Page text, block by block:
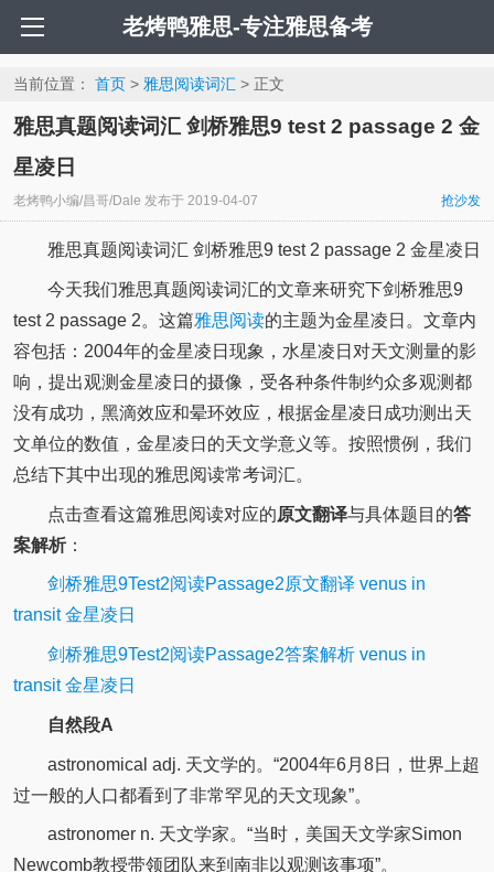
老烤鸭雅思-专注雅思备考
当前位置： 首页> 雅思阅读词汇 > 正文
雅思真题阅读词汇 剑桥雅思9 test 2 passage 2 金
星凌日
老烤鸭小编/昌哥/Dale 发布于 2019-04-07 抢沙发
雅思真题阅读词汇 剑桥雅思9 test 2 passage 2 金星凌日
今天我们雅思真题阅读词汇的文章来研究下剑桥雅思9
test 2 passage 2。这篇雅思阅读的主题为金星凌日。文章内
容包括：2004年的金星凌日现象，水星凌日对天文测量的影
响，提出观测金星凌日的摄像，受各种条件制约众多观测都
没有成功，黑滴效应和晕环效应，根据金星凌日成功测出天
文单位的数值，金星凌日的天文学意义等。按照惯例，我们
总结下其中出现的雅思阅读常考词汇。
点击查看这篇雅思阅读对应的原文翻译与具体题目的答
案解析：
剑桥雅思9Test2阅读Passage2原文翻译 venus in
transit 金星凌日
剑桥雅思9Test2阅读Passage2答案解析 venus in
transit 金星凌日
自然段A
astronomical adj. 天文学的。“2004年6月8日，世界上超
过一般的人口都看到了非常罕见的天文现象”。
astronomer n. 天文学家。“当时，美国天文学家Simon
Newcomb教授带领团队来到南非以观测该事项”。